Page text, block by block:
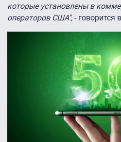
которые установлены в
операторов США", - говорится